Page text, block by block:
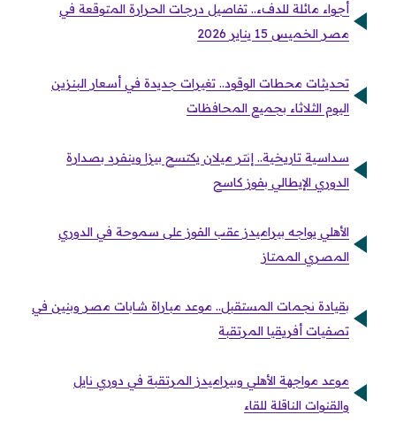
أجواء مائلة للدفء.. تفاصيل درجات الحرارة المتوقعة في
مصر الخميس 15 يناير 2026
تحديثات محطات الوقود.. تغيرات جديدة في أسعار البنزين
اليوم الثلاثاء بجميع المحافظات
سداسية تاريخية.. إنتر ميلان يكتسح بيزا وينفرد بصدارة
الدوري الإيطالي بفوز كاسح
الأهلي يواجه بيراميدز عقب الفوز على سموحة في الدوري
المصري الممتاز
بقيادة نجمات المستقبل.. موعد مباراة شابات مصر وبنين في
تصفيات أفريقيا المرتقبة
موعد مواجهة الأهلي وبيراميدز المرتقبة في دوري نايل
والقنوات الناقلة للقاء